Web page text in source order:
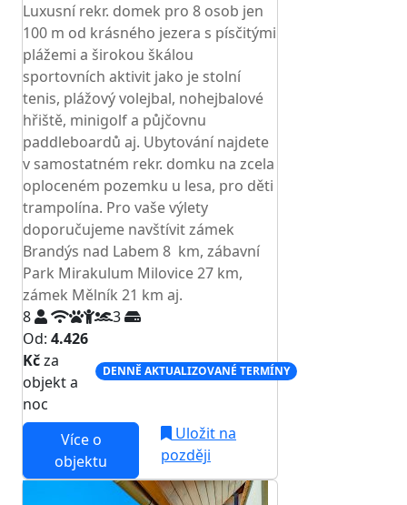
Luxusní rekr. domek pro 8 osob jen
100 m od krásného jezera s písčitými
plážemi a širokou škálou
sportovních aktivit jako je stolní
tenis, plážový volejbal, nohejbalové
hřiště, minigolf a půjčovnu
paddleboardů aj. Ubytování najdete
v samostatném rekr. domku na zcela
oploceném pozemku u lesa, pro děti
trampolína. Pro vaše výlety
doporučujeme navštívit zámek
Brandýs nad Labem 8 km, zábavní
Park Mirakulum Milovice 27 km,
zámek Mělník 21 km aj.
8
3
Od: 4.426
Kčza
objekt a
noc
DENNĚ AKTUALIZOVANÉ TERMÍNY
Více o
objektu
Uložit na
později